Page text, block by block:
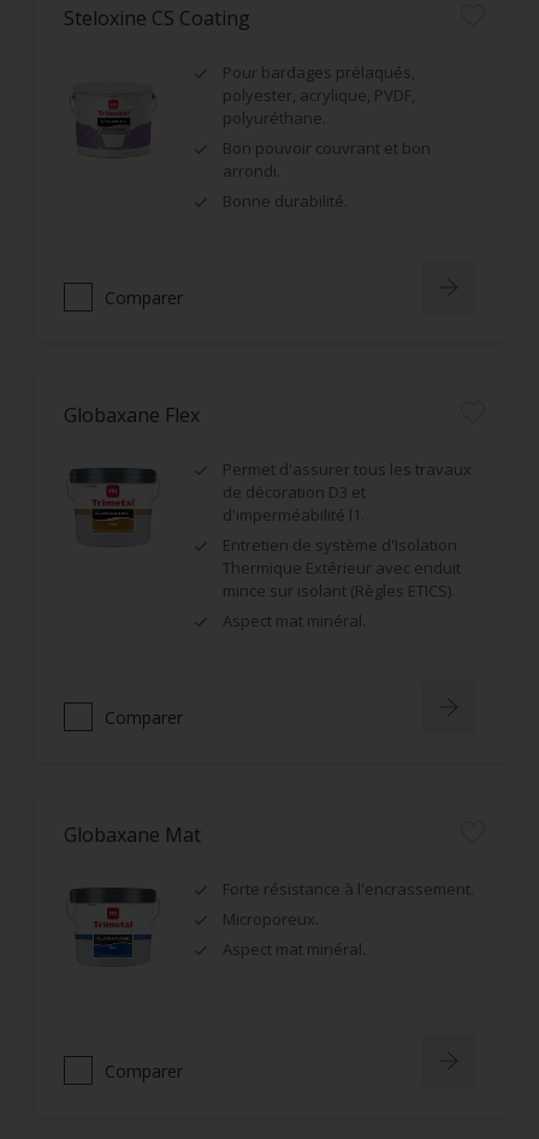
Steloxine CS Coating
Pour bardages prélaqués,
polyester, acrylique, PVDF,
polyuréthane.
Bon pouvoir couvrant et bon
arrondi.
Bonne durabilité.
Comparer
Globaxane Flex
Permet d'assurer tous les travaux
de décoration D3 et
d'imperméabilité l1.
Entretien de système d'Isolation
Thermique Extérieur avec enduit
mince sur isolant (Règles ETICS).
Aspect mat minéral.
Comparer
Globaxane Mat
Forte résistance à l'encrassement.
Microporeux.
Aspect mat minéral.
Comparer